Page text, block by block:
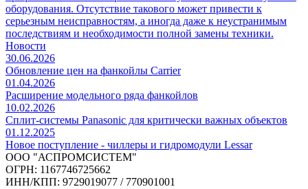
оборудования. Отсутствие такового может привести к
серьезным неисправностям, а иногда даже к неустранимым
последствиям и необходимости полной замены техники.
Новости
30.06.2026
Обновление цен на фанкойлы Carrier
01.04.2026
Расширение модельного ряда фанкойлов
10.02.2026
Сплит-системы Panasonic для критически важных объектов
01.12.2025
Новое поступление - чиллеры и гидромодули Lessar
ООО "АСПРОМСИСТЕМ"
ОГРН: 1167746725662
ИНН/КПП: 9729019077 / 770901001